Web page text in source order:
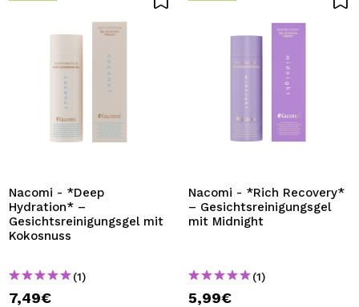
Nacomi - *Deep
Hydration* –
Gesichtsreinigungsgel mit
Kokosnuss
(1)
7,49€
Nacomi - *Rich Recovery*
– Gesichtsreinigungsgel
mit Midnight
(1)
5,99€